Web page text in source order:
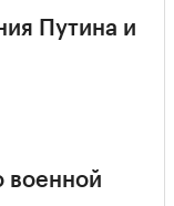
Путина и
военной